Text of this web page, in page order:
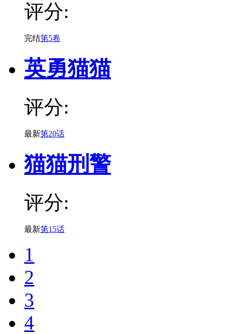
评分:
完结第5卷
英勇猫猫
评分:
最新第20话
猫猫刑警
评分:
最新第15话
1
2
3
4